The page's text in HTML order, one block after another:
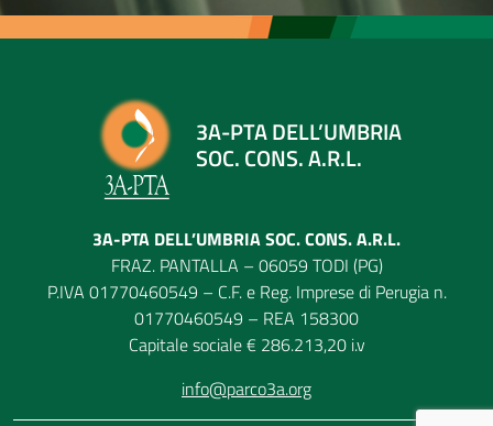
3A-PTA DELL’UMBRIA
SOC. CONS. A.R.L.
3A-PTA DELL’UMBRIA SOC. CONS. A.R.L.
FRAZ. PANTALLA – 06059 TODI (PG)
P.IVA 01770460549 – C.F. e Reg. Imprese di Perugia n.
01770460549 – REA 158300
Capitale sociale € 286.213,20 i.v
info@parco3a.org